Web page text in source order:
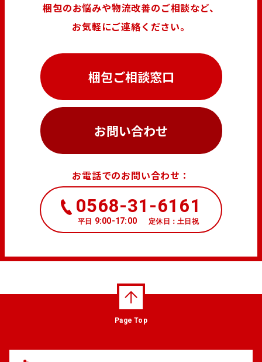
梱包のお悩みや物流改善のご相談など、
お気軽にご連絡ください。
梱包ご相談窓口
お問い合わせ
お電話でのお問い合わせ：
0568-31-6161
平日 9:00-17:00 定休日：土日祝
Page Top